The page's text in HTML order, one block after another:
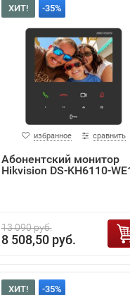
ХИТ! -35%
избранное сравнить
Абонентский монитор
Hikvision DS-KH6110-
13 090 руб.
8 508,50 руб.
ХИТ! -35%